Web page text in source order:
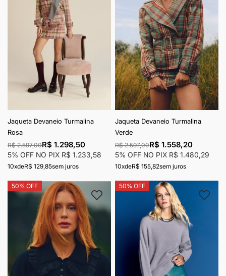
Jaqueta Devaneio Turmalina
Rosa
R$ 2.597,00R$ 1.298,50
5% OFF NO PIX R$ 1.233,58
10xdeR$ 129,85sem juros
Jaqueta Devaneio Turmalina
Verde
R$ 2.597,00R$ 1.558,20
5% OFF NO PIX R$ 1.480,29
10xdeR$ 155,82sem juros
50% OFF
Adicionar à lista de desejos
50% OFF